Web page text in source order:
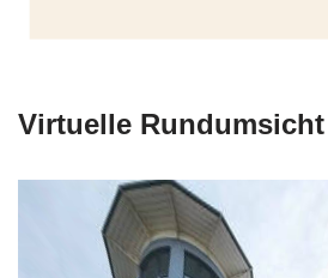
Virtuelle Rundumsicht